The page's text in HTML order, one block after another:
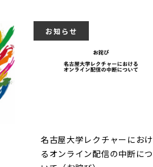
お知らせ
名古屋大学レクチャーにおけ
るオンライン配信の中断につ